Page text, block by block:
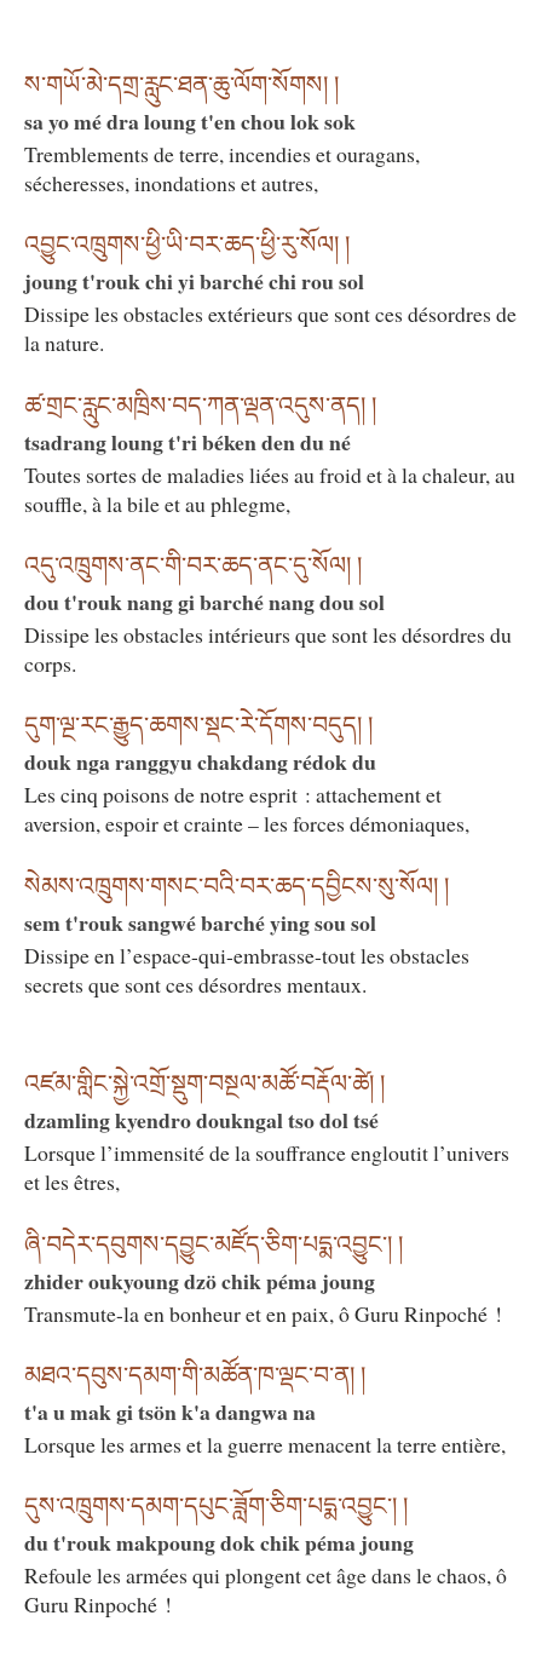
ས་གཡོ་མེ་དགྲ་རླུང་ཐན་ཆུ་ལོག་སོགས། །
sa yo mé dra loung t'en chou lok sok
Tremblements de terre, incendies et ouragans,
sécheresses, inondations et autres,
འབྱུང་འཁྲུགས་ཕྱི་ཡི་བར་ཆད་ཕྱི་རུ་སོལ། །
joung t'rouk chi yi barché chi rou sol
Dissipe les obstacles extérieurs que sont ces désordres de
la nature.
ཚ་གྲང་རླུང་མཁྲིས་བད་ཀན་ལྡན་འདུས་ནད། །
tsadrang loung t'ri béken den du né
Toutes sortes de maladies liées au froid et à la chaleur, au
souffle, à la bile et au phlegme,
འདུ་འཁྲུགས་ནང་གི་བར་ཆད་ནང་དུ་སོལ། །
dou t'rouk nang gi barché nang dou sol
Dissipe les obstacles intérieurs que sont les désordres du
corps.
དུག་ལྔ་རང་རྒྱུད་ཆགས་སྡང་རེ་དོགས་བདུད། །
douk nga ranggyu chakdang rédok du
Les cinq poisons de notre esprit : attachement et
aversion, espoir et crainte – les forces démoniaques,
སེམས་འཁྲུགས་གསང་བའི་བར་ཆད་དབྱིངས་སུ་སོལ། །
sem t'rouk sangwé barché ying sou sol
Dissipe en l’espace-qui-embrasse-tout les obstacles
secrets que sont ces désordres mentaux.
འཛམ་གླིང་སྐྱེ་འགྲོ་སྡུག་བསྔལ་མཚོ་བརྡོལ་ཚེ། །
dzamling kyendro doukngal tso dol tsé
Lorsque l’immensité de la souffrance engloutit l’univers
et les êtres,
ཞི་བདེར་དབུགས་དབྱུང་མཛོད་ཅིག་པདྨ་འབྱུང༌། །
zhider oukyoung dzö chik péma joung
Transmute-la en bonheur et en paix, ô Guru Rinpoché !
མཐའ་དབུས་དམག་གི་མཚོན་ཁ་ལྡང་བ་ན། །
t'a u mak gi tsön k'a dangwa na
Lorsque les armes et la guerre menacent la terre entière,
དུས་འཁྲུགས་དམག་དཔུང་ཟློག་ཅིག་པདྨ་འབྱུང༌། །
du t'rouk makpoung dok chik péma joung
Refoule les armées qui plongent cet âge dans le chaos, ô
Guru Rinpoché !